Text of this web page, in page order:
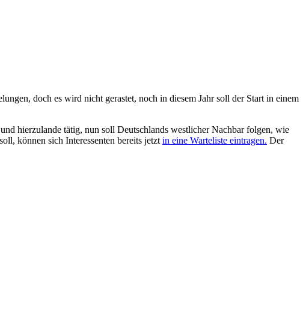
doch es wird nicht gerastet, noch in diesem Jahr soll der Start in einem
hierzulande tätig, nun soll Deutschlands westlicher Nachbar folgen, wie
können sich Interessenten bereits jetztin eine Warteliste eintragen. Der